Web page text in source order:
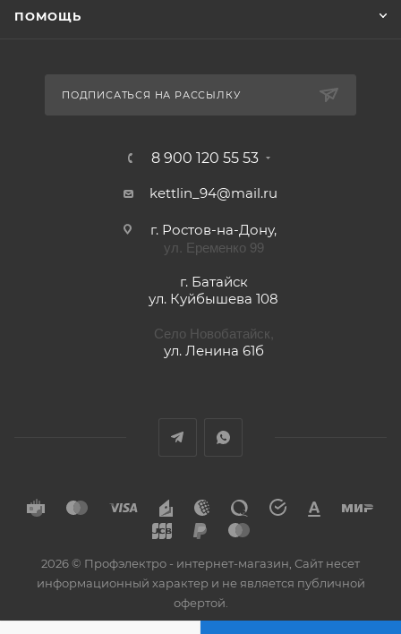
ПОМОЩЬ
ПОДПИСАТЬСЯ НА РАССЫЛКУ
8 900 120 55 53
kettlin_94@mail.ru
г. Ростов-на-Дону,
ул. Еременко 99
г. Батайск
ул. Куйбышева 108
Село Новобатайск,
ул. Ленина 61б
2026 © Профэлектро - интернет-магазин, Сайт несет
информационный характер и не является публичной
офертой.